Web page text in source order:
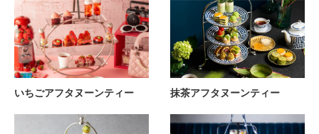
いちごアフタヌーンティー 抹茶アフタヌーンティー